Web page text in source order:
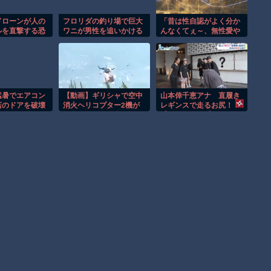
ーンが人の
直撃する恐
フロリダの釣り場で巨大
ワニが男性を追いかける
「昔は性自認がよく分か
んなくてぇ～、無性愛や
ってた～」とのたまう自
称サバサバ専業小梨
でエアコン
ドアを破壊
【動画】ギリシャで空中
消火ヘリコプター2機が
山本倖千恵アナ 直履き
レギンスで走るお尻！！